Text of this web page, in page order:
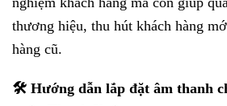
thương hiệu, thu hút khách hàng
hàng cũ.
🛠 Hướng dẫn lắp đặt âm thanh